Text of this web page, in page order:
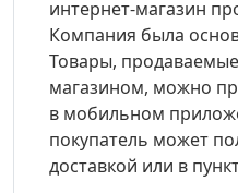
интернет-магазин
Компания была
Товары,
магазином, можно
в мобильном
покупатель может
доставкой или в